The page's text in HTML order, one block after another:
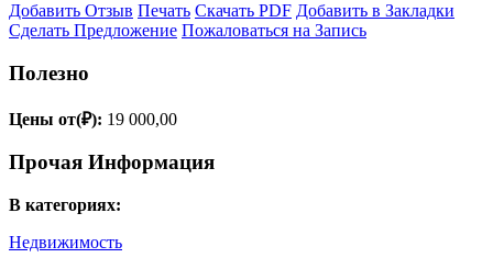
Добавить Отзыв Печать Скачать PDF Добавить в Закладки
Сделать Предложение Пожаловаться на Запись
Полезно
Цены от(₽): 19 000,00
Прочая Информация
В категориях:
Недвижимость